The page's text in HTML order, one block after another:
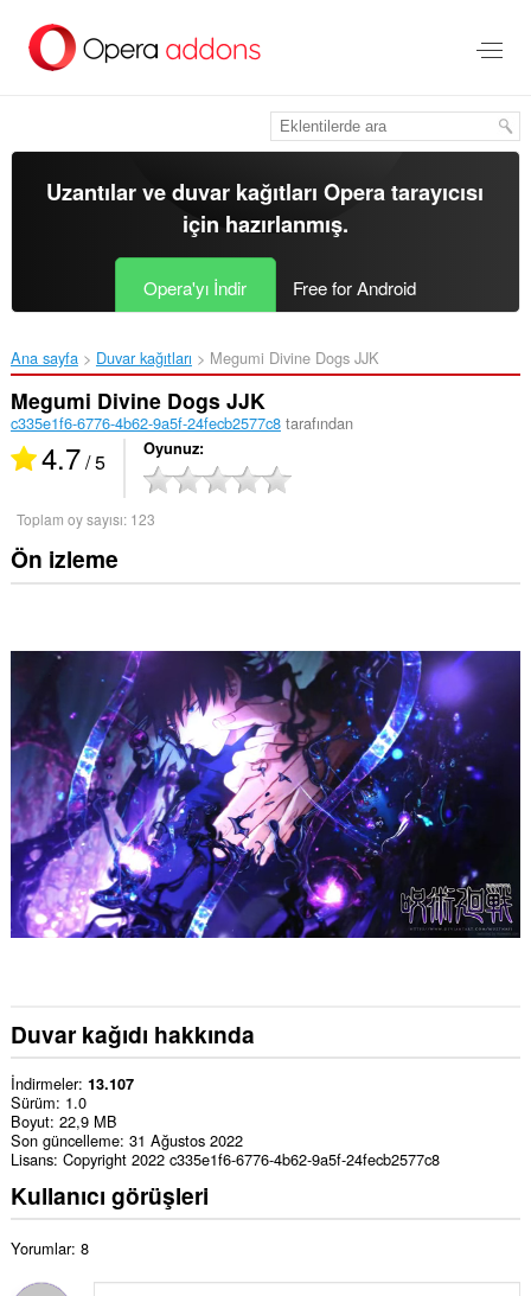
içeriğe
Uzantılar ve duvar kağıtlarıOpera tarayıcısı
için hazırlanmış.
Opera'yı İndir Free for Android
Ana sayfa Duvar kağıtları Megumi Divine Dogs JJK‎
Megumi Divine Dogs JJK
c335e1f6-6776-4b62-9a5f-24fecb2577c8tarafından
4.7/ 5 Oyunuz
Toplam oy sayısı: 123
Ön izleme
Duvar kağıdı hakkında
İndirmeler 13.107
Sürüm 1.0
Boyut 22,9 MB
Son güncelleme 31 Ağustos 2022
Lisans Copyright 2022 c335e1f6-6776-4b62-9a5f-24fecb2577c8
Kullanıcı görüşleri
Yorumlar: 8